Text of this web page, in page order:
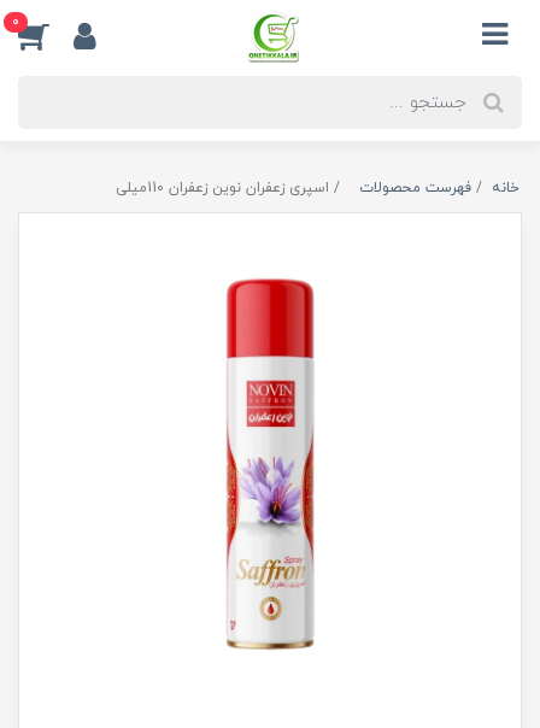
0
خانه فهرست محصولات اسپری زعفران نوین زعفران 110میلی